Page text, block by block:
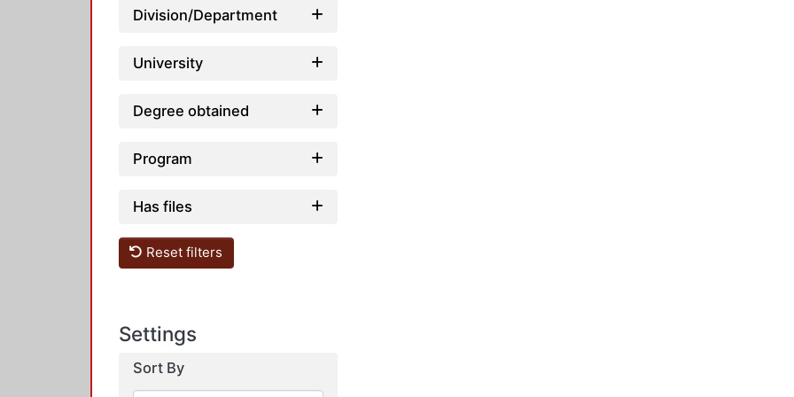
Division/Department
University
Degree obtained
Program
Has files
Reset filters
Settings
Sort By